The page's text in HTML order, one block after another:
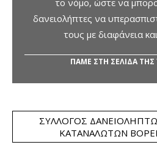
το νόμο, ώστε να
δανειολήπτες να
τους με διαφάνεια
ΠΑΜΕ ΣΤΗ ΣΕΛΙΔΑ
ΣΎΛΛΟΓΟΣ
ΚΑΤΑΝΑΛΩΤΏΝ